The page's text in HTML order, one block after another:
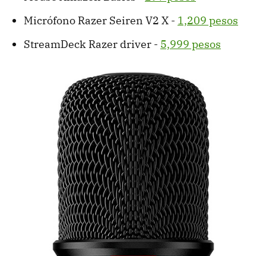
Micrófono Razer Seiren V2 X - 1,209 pesos
StreamDeck Razer driver - 5,999 pesos